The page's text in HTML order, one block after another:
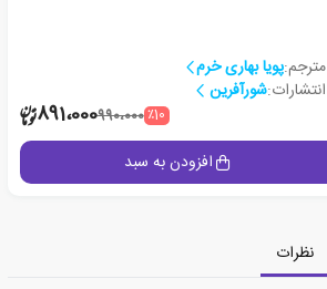
مترجم:پویا بهاری خرم
انتشارات:شورآفرین
٪10990،000891،000
افزودن به سبد
نظرات